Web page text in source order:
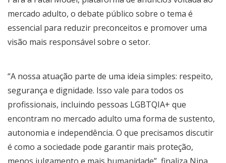
mercado adulto, o debate público sobre o tema é
essencial para reduzir preconceitos e promover uma
visão mais responsável sobre o setor.
“A nossa atuação parte de uma ideia simples: respeito,
segurança e dignidade. Isso vale para todos os
profissionais, incluindo pessoas LGBTQIA+ que
encontram no mercado adulto uma forma de sustento,
autonomia e independência. O que precisamos discutir
é como a sociedade pode garantir mais proteção,